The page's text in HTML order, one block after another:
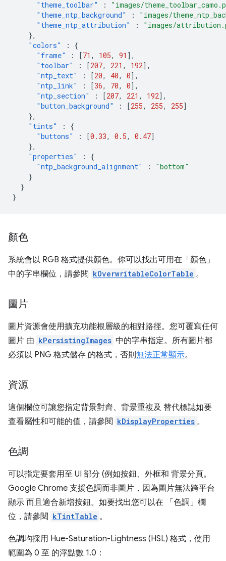
"theme_toolbar" :
"images/
"theme_ntp_background"
:
"images/
"theme_ntp_attribution"
:
"images/
},
"colors"
:
{
"frame"
: [71 , 105, 91 ],
"toolbar"
: [207, 221 , 192],
"ntp_text"
: [20, 40, 0],
"ntp_link"
: [36, 70, 0],
"ntp_section"
: [207, 221 , 192],
"button_background"
: [255, 255, 255]
},
"tints"
:
{
"buttons"
: [0.33, 0.5, 0.47]
},
"properties"
:
{
"ntp_background_alignment"
:
"bottom"
}
}
}
顏色
系統會以 RGB 格式提供顏色。你可以找出可用在「顏色」
中的字串欄位，請參閱 kOverwritableColorTable 。
圖片
圖片資源會使用擴充功能根層級的相對路徑。您可覆寫任何
圖片 由 kPersistingImages 中的字串指定。所有圖片都
必須以 PNG 格式儲存 的格式，否則無法正常顯示。
資源
這個欄位可讓您指定背景對齊、背景重複及 替代標誌如要
查看屬性和可能的值，請參閱 kDisplayProperties 。
色調
可以指定要套用至 UI 部分 (例如按鈕、外框和 背景分頁。
Google Chrome 支援色調而非圖片，因為圖片無法跨平台
顯示 而且適合新增按鈕。如要找出您可以在 「色調」欄
位，請參閱 kTintTable 。
色調均採用 Hue-Saturation-Lightness (HSL) 格式，使用
範圍為 0 至 的浮點數 1.0：